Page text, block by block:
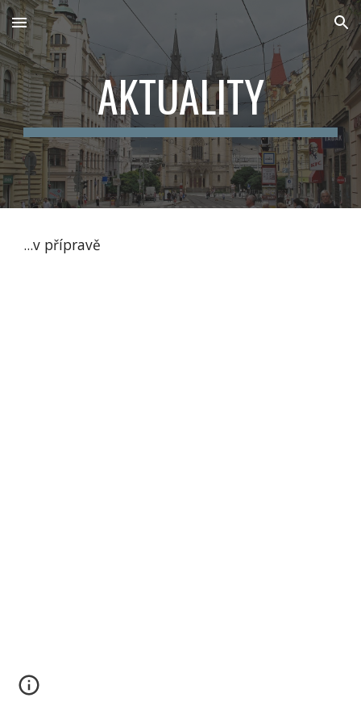
Skip to main content Skip to navigation
AKTUALITY
...v přípravě